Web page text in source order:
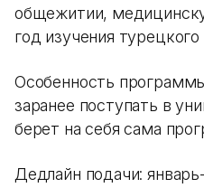
общежитии,
год изучения турецкого
Особенность
заранее поступать в
берет на себя сама
Дедлайн подачи: